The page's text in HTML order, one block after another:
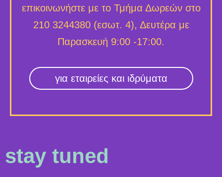
επικοινωνήστε με το Τμήμα Δωρεών στο
210 3244380 (εσωτ. 4), Δευτέρα με
Παρασκευή 9:00 -17:00.
για εταιρείες και ιδρύματα
stay tuned